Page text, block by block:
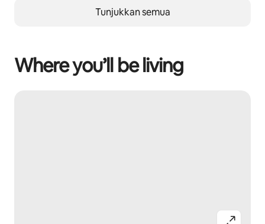
Tunjukkan semua
Where you’ll be living